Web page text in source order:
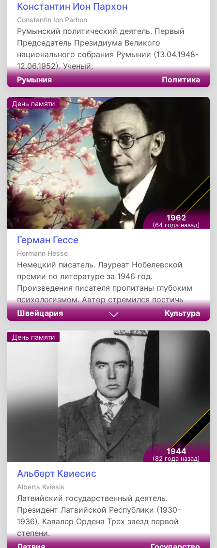
Константин Ион Пархон
Constantin Ion Parhon
Румынский политический деятель. Первый
Председатель Президиума Великого
национального собрания Румынии (13.04.1948-
12.06.1952). Ученый.
Румыния
Политика
1962
(64 года назад)
Герман Гессе
Hermann Hesse
Немецкий писатель. Лауреат Нобелевской
премии по литературе за 1946 год.
Произведения писателя пропитаны глубоким
психологизмом. Автор стремился постичь
внутренний мир личности, заключенной в
рамки условностей этого мира.
Швейцария Культура
День памяти
1944
(82 года назад)
Альберт Квиесис
Alberts Kviesis
Латвийский государственный деятель.
Президент Латвийской Республики (1930-
1936). Кавалер Ордена Трех звезд первой
степени.
День памяти